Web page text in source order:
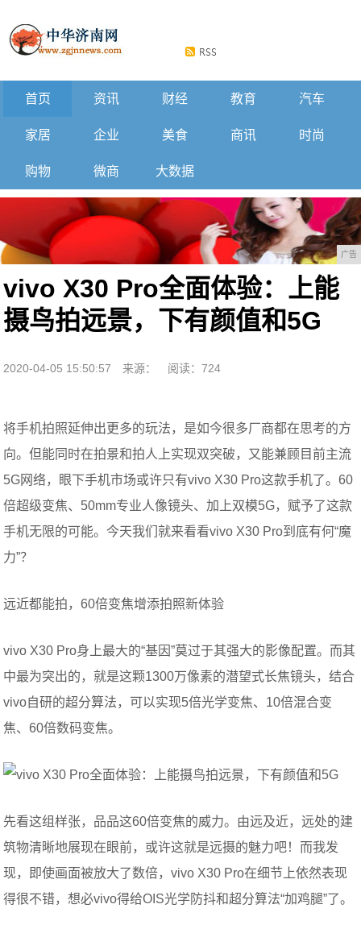
首页 资讯 财经 教育 汽车
家居 企业 美食 商讯 时尚
购物 微商 大数据
广告
vivo X30 Pro全面体验：上能
摄鸟拍远景，下有颜值和5G
2020-04-05 15:50:57 来源： 阅读：724
将手机拍照延伸出更多的玩法，是如今很多厂商都在思考的方
向。但能同时在拍景和拍人上实现双突破，又能兼顾目前主流
5G网络，眼下手机市场或许只有vivo X30 Pro这款手机了。60
倍超级变焦、50mm专业人像镜头、加上双模5G，赋予了这款
手机无限的可能。今天我们就来看看vivo X30 Pro到底有何“魔
力”？
远近都能拍，60倍变焦增添拍照新体验
vivo X30 Pro身上最大的“基因”莫过于其强大的影像配置。而其
中最为突出的，就是这颗1300万像素的潜望式长焦镜头，结合
vivo自研的超分算法，可以实现5倍光学变焦、10倍混合变
焦、60倍数码变焦。
先看这组样张，品品这60倍变焦的威力。由远及近，远处的建
筑物清晰地展现在眼前，或许这就是远摄的魅力吧！而我发
现，即使画面被放大了数倍，vivo X30 Pro在细节上依然表现
得很不错，想必vivo得给OIS光学防抖和超分算法“加鸡腿”了。